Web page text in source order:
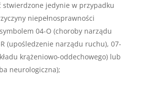
stwierdzone jedynie w przypadku
niepełnosprawności
04-O (choroby narządu
(upośledzenie narządu ruchu), 07-
krążeniowo-oddechowego) lub
neurologiczna);